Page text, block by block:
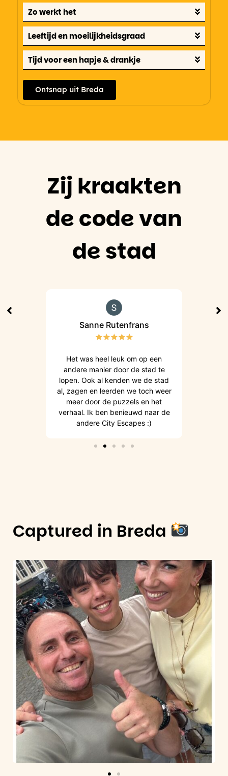
Zo werkt het
Leeftijd en moeilijkheidsgraad
Tijd voor een hapje & drankje
Ontsnap uit Breda
Zij kraakten
de code van
de stad
Sanne Rutenfrans
Het was heel leuk om op een
andere manier door de stad te
lopen. Ook al kenden we de stad
al, zagen en leerden we toch weer
meer door de puzzels en het
verhaal. Ik ben benieuwd naar de
andere City Escapes :)
Captured in Breda